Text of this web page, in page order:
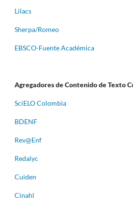
Lilacs
Sherpa/Romeo
EBSCO-Fuente Académica
Agregadores de Contenido de Texto
SciELO Colombia
BDENF
Rev@Enf
Redalyc
Cuiden
Cinahl